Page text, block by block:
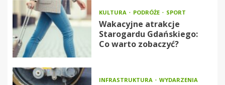
KULTURA PODRÓŻE SPORT
Wakacyjne atrakcje
Starogardu Gdańskiego:
Co warto zobaczyć?
INFRASTRUKTURA WYDARZENIA